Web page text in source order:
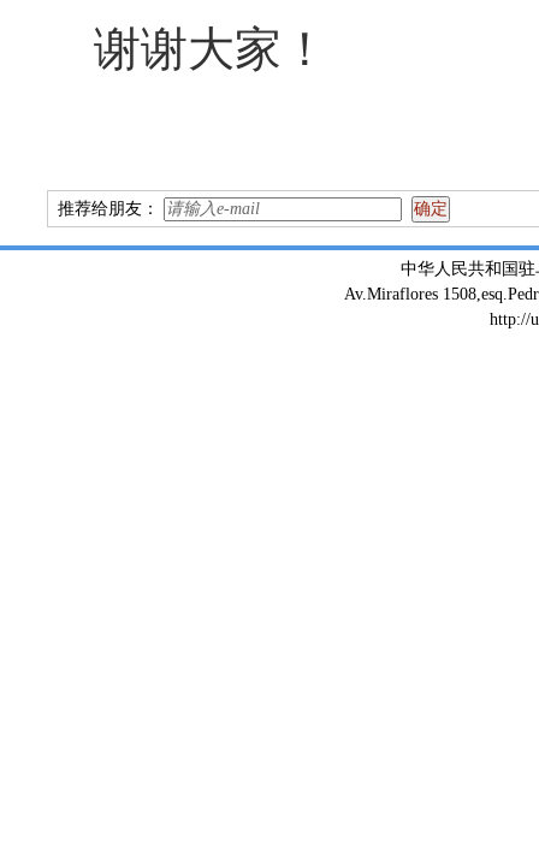
谢谢大家！
推荐给朋友：
中华人民共和国
Av.Miraflores
http://